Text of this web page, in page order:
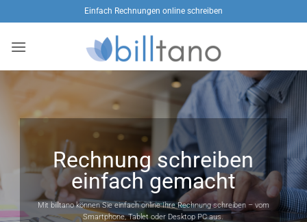
Inhalt
springen
Einfach Rechnungen online schreiben
Rechnung schreiben
einfach gemacht
Mit billtano können Sie einfach online Ihre Rechnung schreiben – vom
Smartphone, Tablet oder Desktop PC aus.